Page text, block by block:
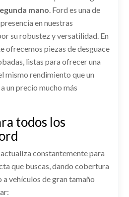
DELANTERO
DELANTERO... usado.
DV41S10922AK
shopping_cart
TRASERA DERECHA
TRASERA DERECHA...
Consultar
DERECHO
DERECHA
DERECHA usado.
2402929
2402929 usado.
2.0 TDCI
2402929
Consultar
T7MA / 1879655
T7MA / 1879655 usado.
DERECHO...
2.0 TDCI
2270637
Consultar
DERECHO
DERECHO 1944392
Consultar
mano . Ford es una de
en nuestras
su robustez y versatilidad. En
ofrecemos piezas de desguace
listas para ofrecer una
mismo rendimiento que un
un precio mucho más
todos los
constantemente para
que buscas, dando cobertura
vehículos de gran tamaño